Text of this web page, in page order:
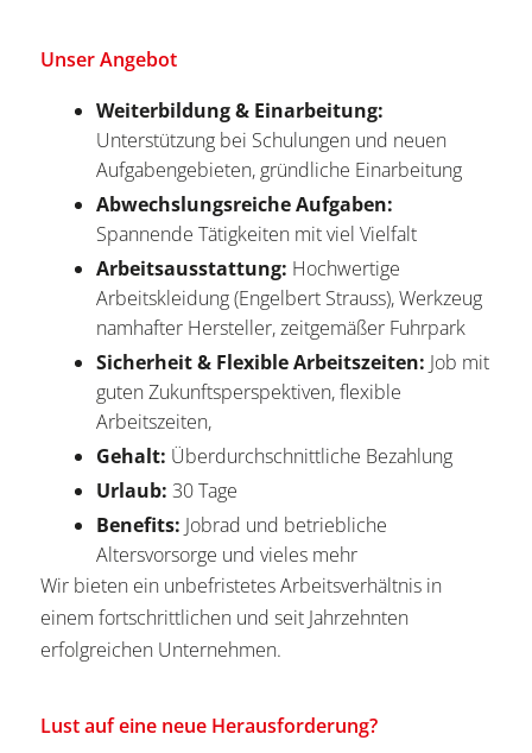
Unser Angebot
Weiterbildung & Einarbeitung:
Unterstützung bei Schulungen und neuen
Aufgabengebieten, gründliche Einarbeitung
Abwechslungsreiche Aufgaben:
Spannende Tätigkeiten mit viel Vielfalt
Arbeitsausstattung: Hochwertige
Arbeitskleidung (Engelbert Strauss), Werkzeug
namhafter Hersteller, zeitgemäßer Fuhrpark
Sicherheit & Flexible Arbeitszeiten: Job mit
guten Zukunftsperspektiven, flexible
Arbeitszeiten,
Gehalt: Überdurchschnittliche Bezahlung
Urlaub: 30 Tage
Benefits: Jobrad und betriebliche
Altersvorsorge und vieles mehr
Wir bieten ein unbefristetes Arbeitsverhältnis in
einem fortschrittlichen und seit Jahrzehnten
erfolgreichen Unternehmen.
Lust auf eine neue Herausforderung?